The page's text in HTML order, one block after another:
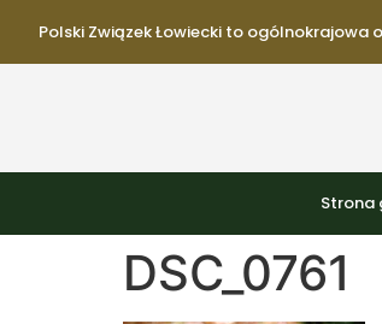
Polski Związek Łowiecki to ogólnokrajowa
Strona
DSC_0761